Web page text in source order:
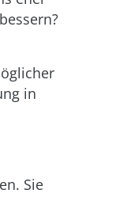
in
Sie